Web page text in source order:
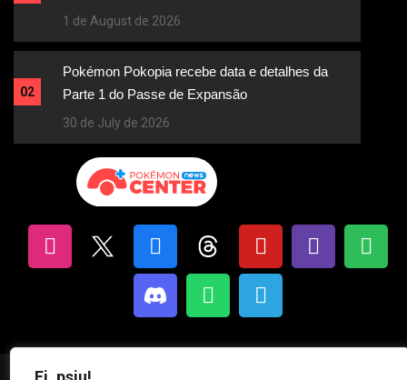
1 de August de 2026
02
Pokémon Pokopia recebe data e detalhes da
Parte 1 do Passe de Expansão
30 de July de 2026